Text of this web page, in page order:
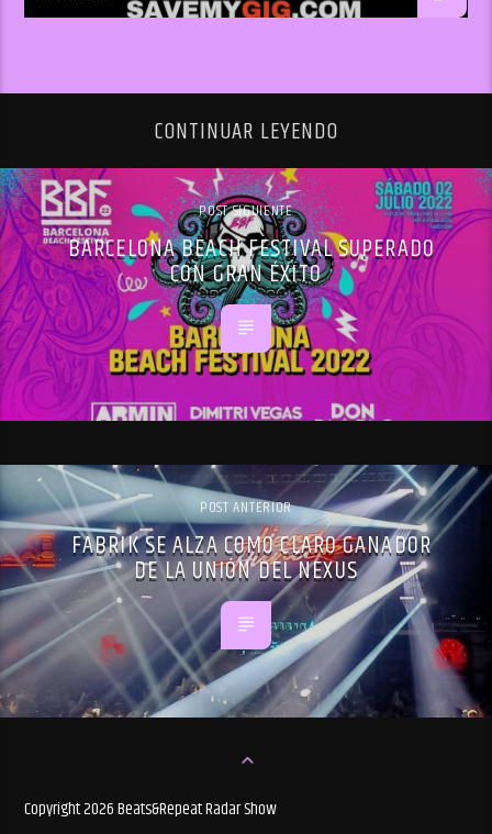
CONTINUAR LEYENDO
POST SIGUIENTE
BARCELONA BEACH FESTIVAL SUPERADO
CON GRAN ÉXITO
POST ANTERIOR
FABRIK SE ALZA COMO CLARO GANADOR
DE LA UNIÓN DEL NEXUS
Copyright 2026 Beats&Repeat Radar Show